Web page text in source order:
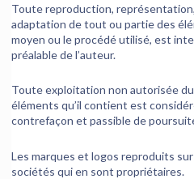
Toute reproduction,
adaptation de tout ou partie des
moyen ou le procédé utilisé, est
préalable de l’auteur.
Toute exploitation non autorisée
éléments qu’il contient est
contrefaçon et passible de
Les marques et logos reproduits
sociétés qui en sont propriétaires.